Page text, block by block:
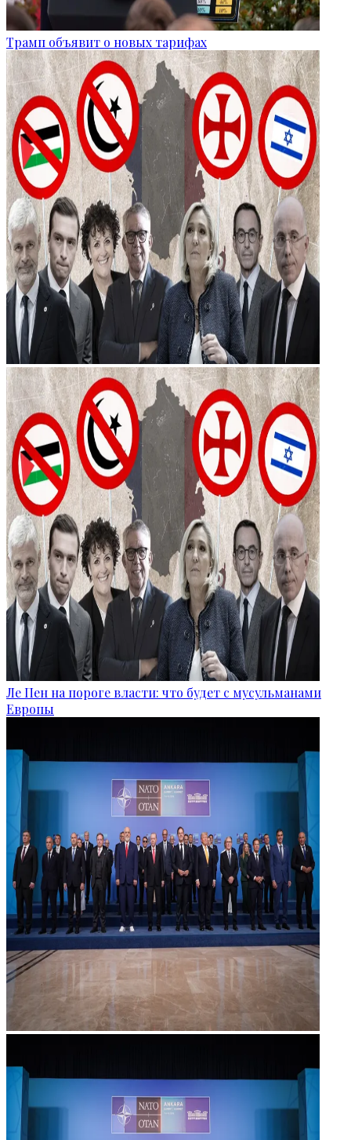
Трамп объявит о новых тарифах
Ле Пен на пороге власти: что будет с мусульманами
Европы